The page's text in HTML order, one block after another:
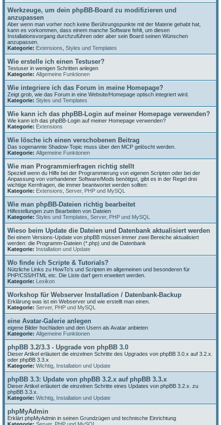
Werkzeuge, um dein phpBB-Board zu modifizieren und
anzupassen
Aber wenn man vorher noch keine Berührungspunkte mit der Materie gehabt hat,
kann es vorkommen, dass einem manche Software fehlt, um diesen
Installationsvorgang durchzuführen oder aber sein Board seinen Wünschen
anzupassen.
Kategorie: Extensions Styles und Templates
Wie erstelle ich einen Testuser?
Testuser in wenigen Schritten anlegen
Kategorie: Allgemeine Funktionen
Wie integriere ich das Forum in meine Homepage?
Zeigt grob, wie das Forum in eine Website/Homepage optisch integriert wird.
Kategorie: Styles und Templates
Wie kann ich das phpBB-Login auf meiner Homepage verwenden?
Wie kann ich das phpBB-Login auf meiner Homepage verwenden?
Kategorie: Extensions
Wie lösche ich einen verschobenen Beitrag
Das sogenannte Shadow-Topic muss über den MCP gelöscht werden.
Kategorie: Allgemeine Funktionen
Wie man Programmierfragen richtig stellt
Speziell wenn du Hilfe bei der Programmierung von eigenen Scripten oder bei der
Anpassung von vorhandener Software/Mods benötigst, gibt es in der Regel drei
wichtige Kernfragen, die immer beantwortet werden sollten:
Kategorie: Extensions Server, PHP und MySQL
Wie man phpBB-Dateien richtig bearbeitet
Hilfestellungen zum Bearbeiten von Dateien
Kategorie: Styles und Templates Server, PHP und MySQL
Wieso beim Update die Dateien und Datenbank aktualisiert werden
Bei einem Versions-Update von phpBB müssen immer zwei Bereiche aktualisiert
werden: die Programm-Dateien (*.php) und die Datenbank
Kategorie: Installation und Update
Wo finde ich Scripte & Tutorials?
Nützliche Links zu HowTo's und Scripten im allgemeinen und besonderen für
PHP/CSS/HTML etc. Die Liste darf gern erweitert werden.
Kategorie: Lexikon
Workshop für Webserver Installation / Datenbank-Backup
Erklärung was ist ein Webserver und wie erstellt man einen.
Kategorie: Server, PHP und MySQL
eine Avatar-Galerie anlegen
eigene Bilder hochladen und den Usern als Avatar anbieten
Kategorie: Allgemeine Funktionen
phpBB 3.2/3.3 - Upgrade von phpBB 3.0
Dieser Artikel erläutert die einzelnen Schritte des Upgrades von phpBB 3.0.x auf 3.2.x.
oder phpBB 3.3.x
Kategorie: Wichtig Installation und Update
phpBB 3.3: Update von phpBB 3.2.x auf phpBB 3.3.x
Dieser Artikel erläutert die einzelnen Schritte eines Updates von phpBB 3.2.x. zu
phpBB 3.3.x.
Kategorie: Wichtig Installation und Update
phpMyAdmin
Erklärt phpMyAdmin in seinen Grundzügen und technische Einrichtung